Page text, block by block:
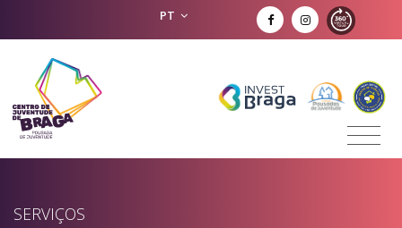
PT
SERVIÇOS